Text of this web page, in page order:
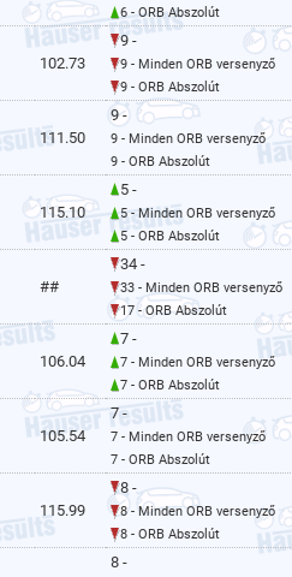
6 - ORB Abszolút
102.73
9 -
9 - Minden ORB versenyző
9 - ORB Abszolút
111.50
9 -
9 - Minden ORB versenyző
9 - ORB Abszolút
115.10
5 -
5 - Minden ORB versenyző
5 - ORB Abszolút
##
34 -
33 - Minden ORB versenyző
17 - ORB Abszolút
106.04
7 -
7 - Minden ORB versenyző
7 - ORB Abszolút
105.54
7 -
7 - Minden ORB versenyző
7 - ORB Abszolút
115.99
8 -
8 - Minden ORB versenyző
8 - ORB Abszolút
8 -